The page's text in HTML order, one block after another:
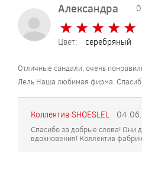
Александра
★ ★ ★ ★ ★
★ ★ ★ ★ ★
Цвет: серебряный
Отличные сандали, очень
Лель Наша любимая фирма.
Коллектив SHOESLEL
Спасибо за добрые слова! Они
вдохновения! Коллектив